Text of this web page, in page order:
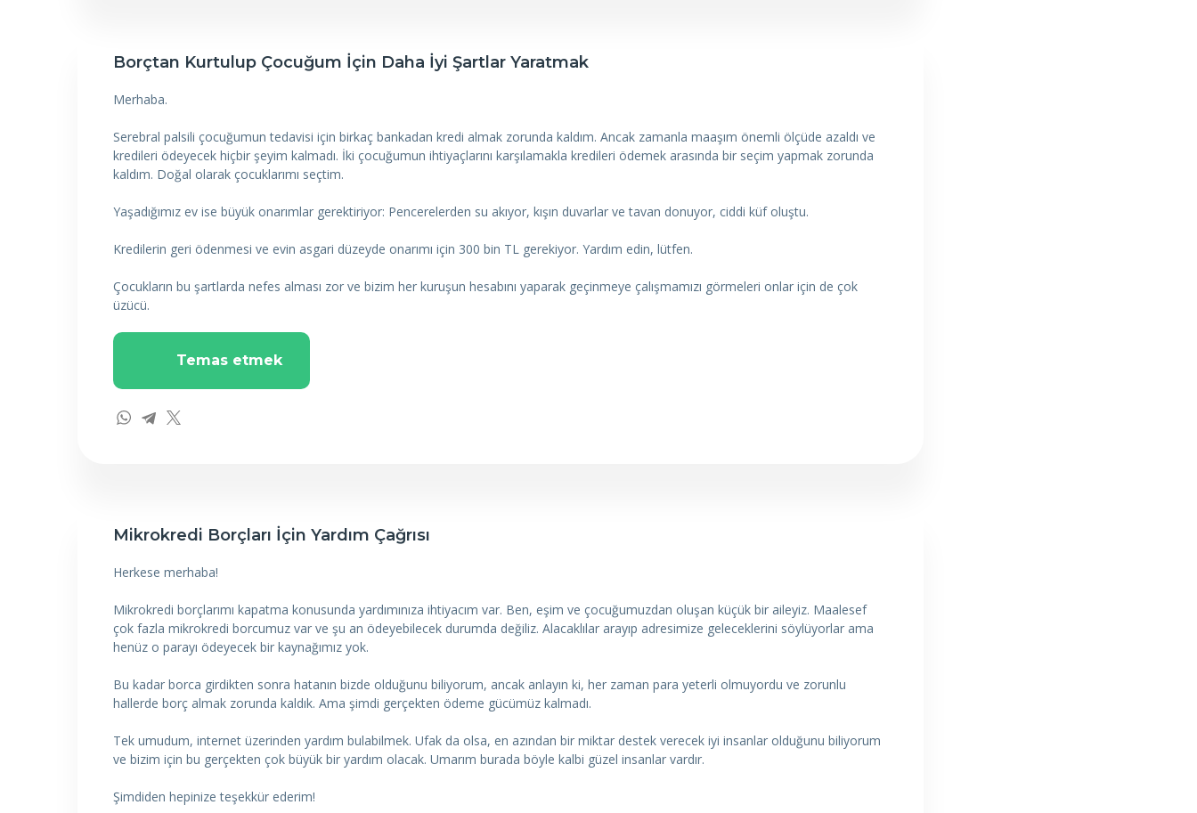
Borçtan Kurtulup Çocuğum İçin Daha İyi Şartlar Yaratmak
Merhaba.
Serebral palsili çocuğumun tedavisi için birkaç bankadan kredi almak zorunda kaldım. Ancak zamanla maaşım önemli ölçüde azaldı ve
kredileri ödeyecek hiçbir şeyim kalmadı. İki çocuğumun ihtiyaçlarını karşılamakla kredileri ödemek arasında bir seçim yapmak zorunda
kaldım. Doğal olarak çocuklarımı seçtim.
Yaşadığımız ev ise büyük onarımlar gerektiriyor: Pencerelerden su akıyor, kışın duvarlar ve tavan donuyor, ciddi küf oluştu.
Kredilerin geri ödenmesi ve evin asgari düzeyde onarımı için 300 bin TL gerekiyor. Yardım edin, lütfen.
Çocukların bu şartlarda nefes alması zor ve bizim her kuruşun hesabını yaparak geçinmeye çalışmamızı görmeleri onlar için de çok
üzücü.
Temas etmek
Mikrokredi Borçları İçin Yardım Çağrısı
Herkese merhaba!
Mikrokredi borçlarımı kapatma konusunda yardımınıza ihtiyacım var. Ben, eşim ve çocuğumuzdan oluşan küçük bir aileyiz. Maalesef
çok fazla mikrokredi borcumuz var ve şu an ödeyebilecek durumda değiliz. Alacaklılar arayıp adresimize geleceklerini söylüyorlar ama
henüz o parayı ödeyecek bir kaynağımız yok.
Bu kadar borca girdikten sonra hatanın bizde olduğunu biliyorum, ancak anlayın ki, her zaman para yeterli olmuyordu ve zorunlu
hallerde borç almak zorunda kaldık. Ama şimdi gerçekten ödeme gücümüz kalmadı.
Tek umudum, internet üzerinden yardım bulabilmek. Ufak da olsa, en azından bir miktar destek verecek iyi insanlar olduğunu biliyorum
ve bizim için bu gerçekten çok büyük bir yardım olacak. Umarım burada böyle kalbi güzel insanlar vardır.
Şimdiden hepinize teşekkür ederim!